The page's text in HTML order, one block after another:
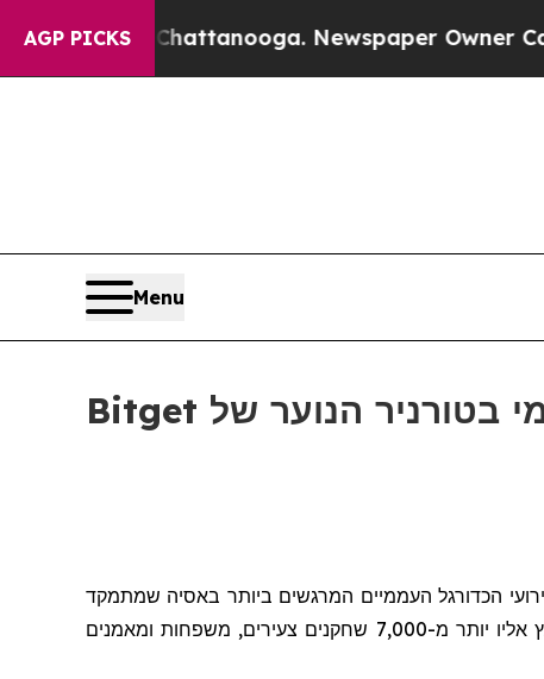
AGP PICKS
in Chattanooga. Newspaper Owner Calls
Menu
הכדורגל העממיים המרגשים ביותר באסיה שמתמקד
בקידום ספורט, קהילה וחברות. הטורניר, שהתקיים בין ה-14 ל-16 בנובמבר באצטדיון האתלטיקה של ניו קלארק סיטי, קיבץ אליו יותר מ-7,000 שחקנים צעירים, משפחות ומאמנים